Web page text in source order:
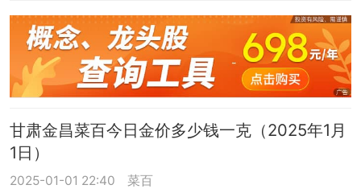
甘肃金昌菜百今日金价多少钱一克（2025年1月
1日）
2025-01-01 22:40 菜百